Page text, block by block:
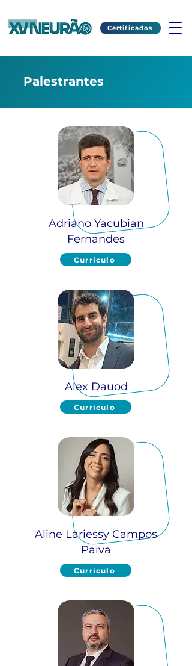
Certificados
Palestrantes
Adriano Yacubian
Fernandes
Currículo
Alex Dauod
Currículo
Aline Lariessy Campos
Paiva
Currículo